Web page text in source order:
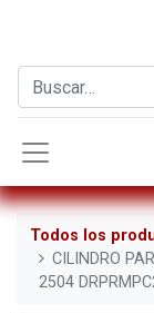
Todos los
CILINDRO
2504